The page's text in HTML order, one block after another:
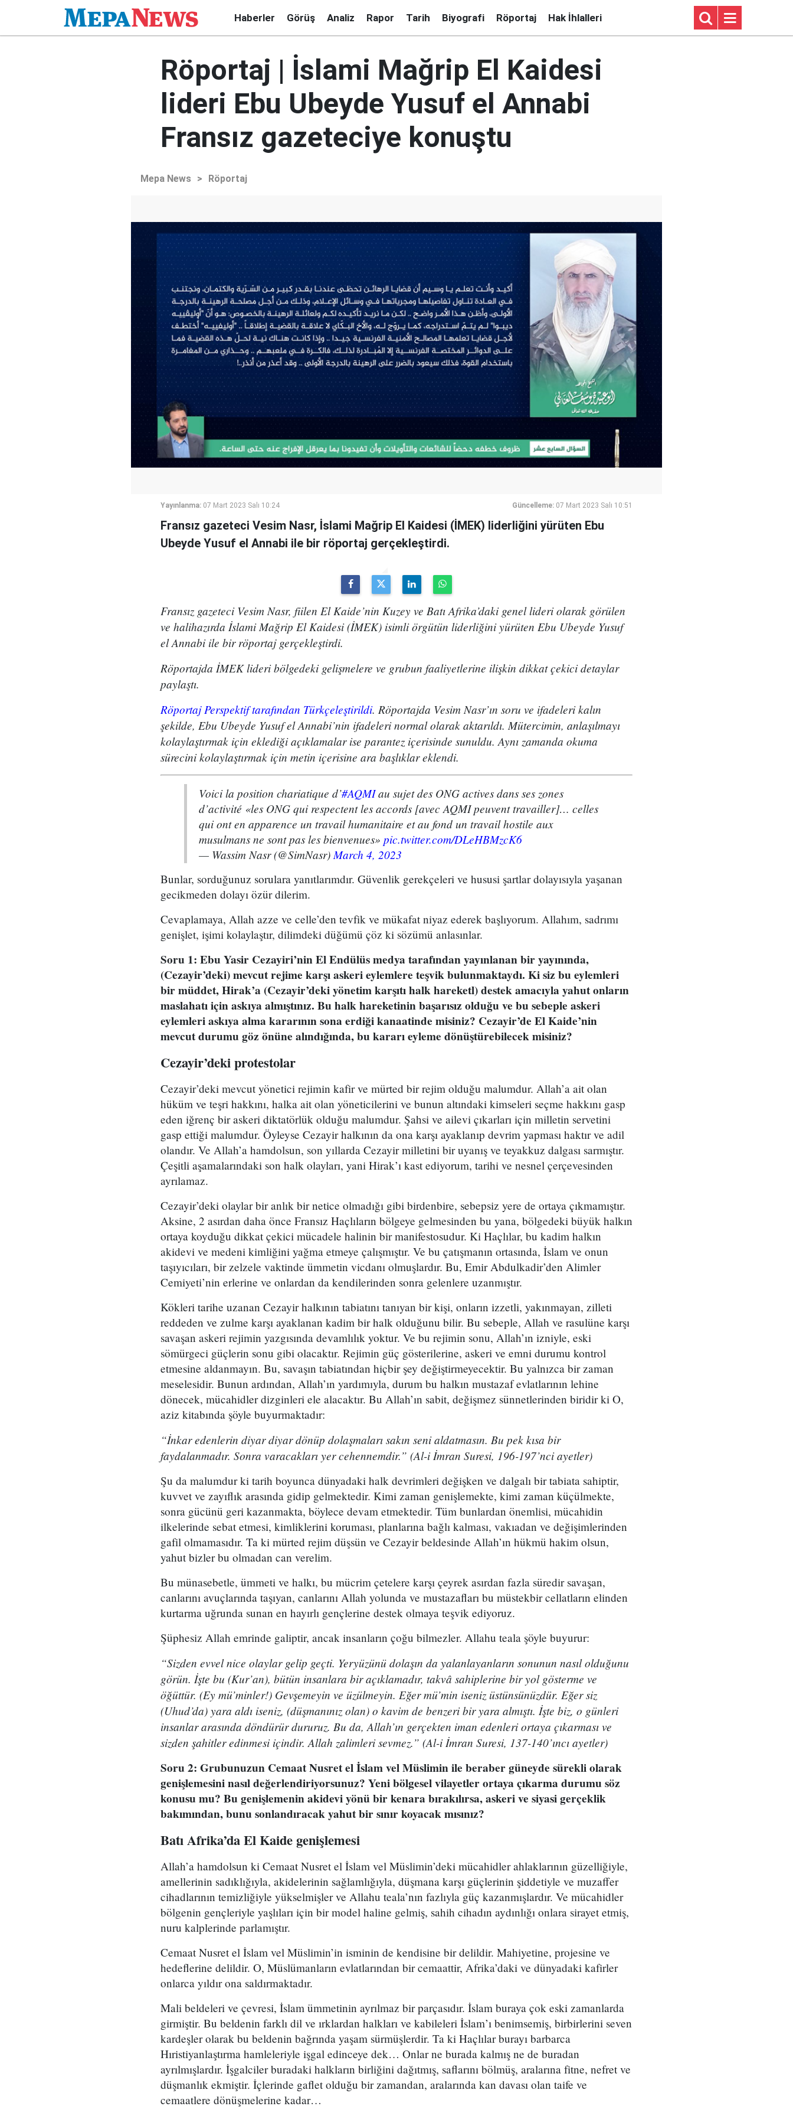
Haberler Görüş Analiz Rapor Tarih Biyografi Röportaj Hak İhlalleri
Röportaj | İslami Mağrip El Kaidesi
lideri Ebu Ubeyde Yusuf el Annabi
Fransız gazeteciye konuştu
Mepa News > Röportaj
Yayınlanma: 07 Mart 2023 Salı 10:24 Güncelleme: 07 Mart 2023 Salı 10:51
Fransız gazeteci Vesim Nasr, İslami Mağrip El Kaidesi (İMEK) liderliğini yürüten Ebu
Ubeyde Yusuf el Annabi ile bir röportaj gerçekleştirdi.
Fransız gazeteci Vesim Nasr, fiilen El Kaide’nin Kuzey ve Batı Afrika’daki genel lideri olarak görülen
ve halihazırda İslami Mağrip El Kaidesi (İMEK) isimli örgütün liderliğini yürüten Ebu Ubeyde Yusuf
el Annabi ile bir röportaj gerçekleştirdi.
Röportajda İMEK lideri bölgedeki gelişmelere ve grubun faaliyetlerine ilişkin dikkat çekici detaylar
paylaştı.
Röportaj Perspektif tarafından Türkçeleştirildi. Röportajda Vesim Nasr’ın soru ve ifadeleri kalın
şekilde, Ebu Ubeyde Yusuf el Annabi’nin ifadeleri normal olarak aktarıldı. Mütercimin, anlaşılmayı
kolaylaştırmak için eklediği açıklamalar ise parantez içerisinde sunuldu. Aynı zamanda okuma
sürecini kolaylaştırmak için metin içerisine ara başlıklar eklendi.
Voici la position chariatique d’#AQMIau sujet des ONG actives dans ses zones
d’activité «les ONG qui respectent les accords [avec AQMI peuvent travailler]… celles
qui ont en apparence un travail humanitaire et au fond un travail hostile aux
musulmans ne sont pas les bienvenues» pic.twitter.com/DLeHBMzcK6
— Wassim Nasr (@SimNasr)March 4, 2023
Bunlar, sorduğunuz sorulara yanıtlarımdır. Güvenlik gerekçeleri ve hususi şartlar dolayısıyla yaşanan
gecikmeden dolayı özür dilerim.
Cevaplamaya, Allah azze ve celle’den tevfik ve mükafat niyaz ederek başlıyorum. Allahım, sadrımı
genişlet, işimi kolaylaştır, dilimdeki düğümü çöz ki sözümü anlasınlar.
Soru 1: Ebu Yasir Cezayiri’nin El Endülüs medya tarafından yayınlanan bir yayınında,
(Cezayir’deki) mevcut rejime karşı askeri eylemlere teşvik bulunmaktaydı. Ki siz bu eylemleri
bir müddet, Hirak’a (Cezayir’deki yönetim karşıtı halk hareketl) destek amacıyla yahut onların
maslahatı için askıya almıştınız. Bu halk hareketinin başarısız olduğu ve bu sebeple askeri
eylemleri askıya alma kararının sona erdiği kanaatinde misiniz? Cezayir’de El Kaide’nin
mevcut durumu göz önüne alındığında, bu kararı eyleme dönüştürebilecek misiniz?
Cezayir’deki protestolar
Cezayir’deki mevcut yönetici rejimin kafir ve mürted bir rejim olduğu malumdur. Allah’a ait olan
hüküm ve teşri hakkını, halka ait olan yöneticilerini ve bunun altındaki kimseleri seçme hakkını gasp
eden iğrenç bir askeri diktatörlük olduğu malumdur. Şahsi ve ailevi çıkarları için milletin servetini
gasp ettiği malumdur. Öyleyse Cezayir halkının da ona karşı ayaklanıp devrim yapması haktır ve adil
olandır. Ve Allah’a hamdolsun, son yıllarda Cezayir milletini bir uyanış ve teyakkuz dalgası sarmıştır.
Çeşitli aşamalarındaki son halk olayları, yani Hirak’ı kast ediyorum, tarihi ve nesnel çerçevesinden
ayrılamaz.
Cezayir’deki olaylar bir anlık bir netice olmadığı gibi birdenbire, sebepsiz yere de ortaya çıkmamıştır.
Aksine, 2 asırdan daha önce Fransız Haçlıların bölgeye gelmesinden bu yana, bölgedeki büyük halkın
ortaya koyduğu dikkat çekici mücadele halinin bir manifestosudur. Ki Haçlılar, bu kadim halkın
akidevi ve medeni kimliğini yağma etmeye çalışmıştır. Ve bu çatışmanın ortasında, İslam ve onun
taşıyıcıları, bir zelzele vaktinde ümmetin vicdanı olmuşlardır. Bu, Emir Abdulkadir’den Alimler
Cemiyeti’nin erlerine ve onlardan da kendilerinden sonra gelenlere uzanmıştır.
Kökleri tarihe uzanan Cezayir halkının tabiatını tanıyan bir kişi, onların izzetli, yakınmayan, zilleti
reddeden ve zulme karşı ayaklanan kadim bir halk olduğunu bilir. Bu sebeple, Allah ve rasulüne karşı
savaşan askeri rejimin yazgısında devamlılık yoktur. Ve bu rejimin sonu, Allah’ın izniyle, eski
sömürgeci güçlerin sonu gibi olacaktır. Rejimin güç gösterilerine, askeri ve emni durumu kontrol
etmesine aldanmayın. Bu, savaşın tabiatından hiçbir şey değiştirmeyecektir. Bu yalnızca bir zaman
meselesidir. Bunun ardından, Allah’ın yardımıyla, durum bu halkın mustazaf evlatlarının lehine
dönecek, mücahidler dizginleri ele alacaktır. Bu Allah’ın sabit, değişmez sünnetlerinden biridir ki O,
aziz kitabında şöyle buyurmaktadır:
“İnkar edenlerin diyar diyar dönüp dolaşmaları sakın seni aldatmasın. Bu pek kısa bir
faydalanmadır. Sonra varacakları yer cehennemdir.” (Al-i İmran Suresi, 196-197’nci ayetler)
Şu da malumdur ki tarih boyunca dünyadaki halk devrimleri değişken ve dalgalı bir tabiata sahiptir,
kuvvet ve zayıflık arasında gidip gelmektedir. Kimi zaman genişlemekte, kimi zaman küçülmekte,
sonra gücünü geri kazanmakta, böylece devam etmektedir. Tüm bunlardan önemlisi, mücahidin
ilkelerinde sebat etmesi, kimliklerini koruması, planlarına bağlı kalması, vakıadan ve değişimlerinden
gafil olmamasıdır. Ta ki mürted rejim düşsün ve Cezayir beldesinde Allah’ın hükmü hakim olsun,
yahut bizler bu olmadan can verelim.
Bu münasebetle, ümmeti ve halkı, bu mücrim çetelere karşı çeyrek asırdan fazla süredir savaşan,
canlarını avuçlarında taşıyan, canlarını Allah yolunda ve mustazafları bu müstekbir cellatların elinden
kurtarma uğrunda sunan en hayırlı gençlerine destek olmaya teşvik ediyoruz.
Şüphesiz Allah emrinde galiptir, ancak insanların çoğu bilmezler. Allahu teala şöyle buyurur:
“Sizden evvel nice olaylar gelip geçti. Yeryüzünü dolaşın da yalanlayanların sonunun nasıl olduğunu
görün. İşte bu (Kur’an), bütün insanlara bir açıklamadır, takvâ sahiplerine bir yol gösterme ve
öğüttür. (Ey mü’minler!) Gevşemeyin ve üzülmeyin. Eğer mü’min iseniz üstünsünüzdür. Eğer siz
(Uhud’da) yara aldı iseniz, (düşmanınız olan) o kavim de benzeri bir yara almıştı. İşte biz, o günleri
insanlar arasında döndürür dururuz. Bu da, Allah’ın gerçekten iman edenleri ortaya çıkarması ve
sizden şahitler edinmesi içindir. Allah zalimleri sevmez.” (Al-i İmran Suresi, 137-140’ıncı ayetler)
Soru 2: Grubunuzun Cemaat Nusret el İslam vel Müslimin ile beraber güneyde sürekli olarak
genişlemesini nasıl değerlendiriyorsunuz? Yeni bölgesel vilayetler ortaya çıkarma durumu söz
konusu mu? Bu genişlemenin akidevi yönü bir kenara bırakılırsa, askeri ve siyasi gerçeklik
bakımından, bunu sonlandıracak yahut bir sınır koyacak mısınız?
Batı Afrika’da El Kaide genişlemesi
Allah’a hamdolsun ki Cemaat Nusret el İslam vel Müslimin’deki mücahidler ahlaklarının güzelliğiyle,
amellerinin sadıklığıyla, akidelerinin sağlamlığıyla, düşmana karşı güçlerinin şiddetiyle ve muzaffer
cihadlarının temizliğiyle yükselmişler ve Allahu teala’nın fazlıyla güç kazanmışlardır. Ve mücahidler
bölgenin gençleriyle yaşlıları için bir model haline gelmiş, sahih cihadın aydınlığı onlara sirayet etmiş,
nuru kalplerinde parlamıştır.
Cemaat Nusret el İslam vel Müslimin’in isminin de kendisine bir delildir. Mahiyetine, projesine ve
hedeflerine delildir. O, Müslümanların evlatlarından bir cemaattir, Afrika’daki ve dünyadaki kafirler
onlarca yıldır ona saldırmaktadır.
Mali beldeleri ve çevresi, İslam ümmetinin ayrılmaz bir parçasıdır. İslam buraya çok eski zamanlarda
girmiştir. Bu beldenin farklı dil ve ırklardan halkları ve kabileleri İslam’ı benimsemiş, birbirlerini seven
kardeşler olarak bu beldenin bağrında yaşam sürmüşlerdir. Ta ki Haçlılar burayı barbarca
Hıristiyanlaştırma hamleleriyle işgal edinceye dek… Onlar ne burada kalmış ne de buradan
ayrılmışlardır. İşgalciler buradaki halkların birliğini dağıtmış, saflarını bölmüş, aralarına fitne, nefret ve
düşmanlık ekmiştir. İçlerinde gaflet olduğu bir zamandan, aralarında kan davası olan taife ve
cemaatlere dönüşmelerine kadar…